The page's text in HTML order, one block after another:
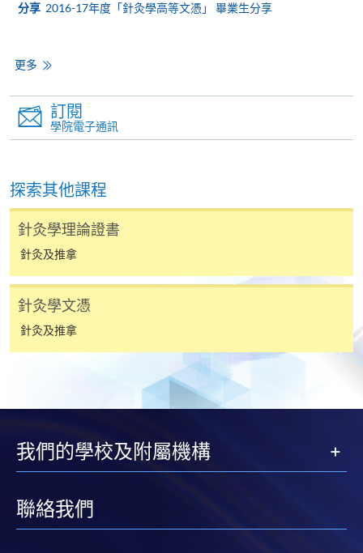
如欲了解如何於網上報讀新課程及繳費，請瀏覽網上
-個別學歷頒授課程
交下期學費的學員，提供網上服務，如學員就讀的課
網上支付可通過「繳費靈」(PPS) (不適用於手機)、
VISA 或 Mastercard、「微信支付」(Online WeChat
Pay) 、「支付寶」(Online Alipay) 或 「轉數快」(FPS)
報讀新課程
凡以「先到先得」為取錄方式的課程，請填妥
SF26報名表，親往報名中心或以郵遞方式連同學
分享 2016-17年度「針灸學高等文憑」 畢業生分享
更多
訂閱
學院電子通訊
探索其他課程
針灸學理論證書
針灸及推拿
針灸學文憑
針灸及推拿
我們的學校及附屬機構
聯絡我們